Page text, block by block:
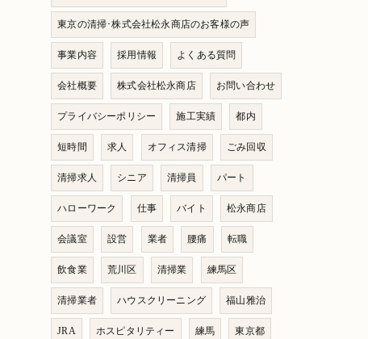
東京の清掃･株式会社松永商店のお客様の声
事業内容 採用情報 よくある質問
会社概要 株式会社松永商店 お問い合わせ
プライバシーポリシー 施工実績 都内
短時間 求人 オフィス清掃 ごみ回収
清掃求人 シニア 清掃員 パート
ハローワーク 仕事 バイト 松永商店
会議室 設営 業者 腰痛 転職
飲食業 荒川区 清掃業 練馬区
清掃業者 ハウスクリーニング 福山雅治
JRA ホスピタリティー 練馬 東京都